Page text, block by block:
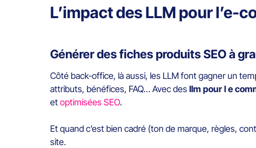
L’impact des LLM pour l’e-
Générer des fiches produits SEO à
Côté back-office, là aussi, les LLM font gagner un
attributs, bénéfices, FAQ… Avec des llm pour l e
etoptimisées SEO.
Et quand c’est bien cadré (ton de marque, règles,
site.